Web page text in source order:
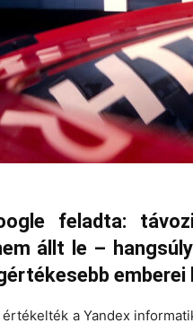
feladta:
állt le –
a Yandex